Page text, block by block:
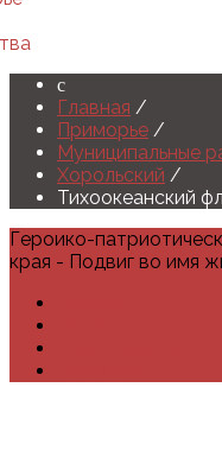
Главная /
Приморье /
Муниципальные
Хорольский /
Тихоокеанский
Героико-
края - Подвиг во имя